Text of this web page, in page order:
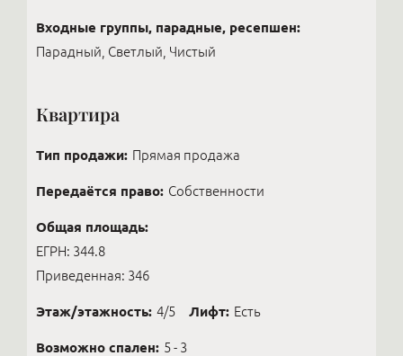
Входные группы, парадные, ресепшен:
Парадный, Светлый, Чистый
Квартира
Тип продажи: Прямая продажа
Передаётся право: Собственности
Общая площадь:
ЕГРН: 344.8
Приведенная: 346
Этаж/этажность: 4/5 Лифт: Есть
Возможно спален: 5 - 3